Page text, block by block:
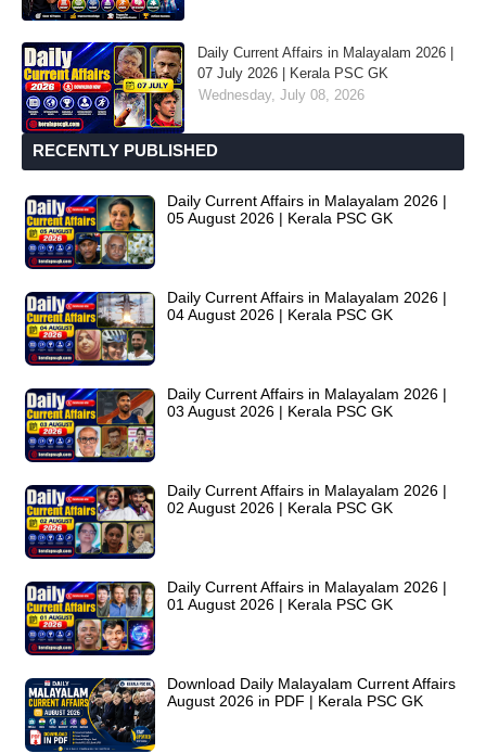
Daily Current Affairs in Malayalam 2026 |
07 July 2026 | Kerala PSC GK
Wednesday, July 08, 2026
RECENTLY PUBLISHED
Daily Current Affairs in Malayalam 2026 |
05 August 2026 | Kerala PSC GK
Daily Current Affairs in Malayalam 2026 |
04 August 2026 | Kerala PSC GK
Daily Current Affairs in Malayalam 2026 |
03 August 2026 | Kerala PSC GK
Daily Current Affairs in Malayalam 2026 |
02 August 2026 | Kerala PSC GK
Daily Current Affairs in Malayalam 2026 |
01 August 2026 | Kerala PSC GK
Download Daily Malayalam Current Affairs
August 2026 in PDF | Kerala PSC GK